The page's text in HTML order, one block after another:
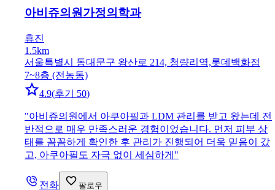
아비쥬의원가정의학과
휴진
1.5km
서울특별시 동대문구 왕산로 214, 청량리역,롯데백화점
7~8층 (전농동)
4.9(후기 50)
"아비쥬의원에서 아쿠아필과 LDM 관리를 받고 왔는데 전
반적으로 매우 만족스러운 경험이었습니다. 먼저 피부 상
태를 꼼꼼하게 확인한 후 관리가 진행되어 더욱 믿음이 갔
고, 아쿠아필도 자극 없이 세심하게 "
전화 팔로우